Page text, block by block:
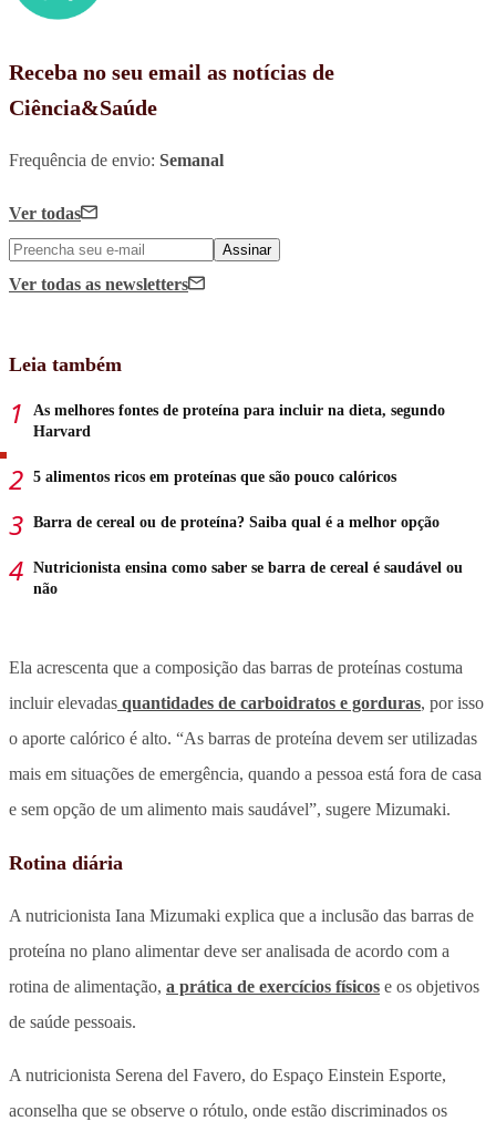
Receba no seu email as notícias de
Ciência&Saúde
Frequência de envio: Semanal
Ver todas
Assinar
Ver todas as newsletters
Leia também
As melhores fontes de proteína para incluir na dieta, segundo
Harvard
5 alimentos ricos em proteínas que são pouco calóricos
Barra de cereal ou de proteína? Saiba qual é a melhor opção
Nutricionista ensina como saber se barra de cereal é saudável ou
não
Ela acrescenta que a composição das barras de proteínas costuma
incluir elevadas quantidades de carboidratos e gorduras, por isso
o aporte calórico é alto. “As barras de proteína devem ser utilizadas
mais em situações de emergência, quando a pessoa está fora de casa
e sem opção de um alimento mais saudável”, sugere Mizumaki.
Rotina diária
A nutricionista Iana Mizumaki explica que a inclusão das barras de
proteína no plano alimentar deve ser analisada de acordo com a
rotina de alimentação, a prática de exercícios físicos e os objetivos
de saúde pessoais.
A nutricionista Serena del Favero, do Espaço Einstein Esporte,
aconselha que se observe o rótulo, onde estão discriminados os